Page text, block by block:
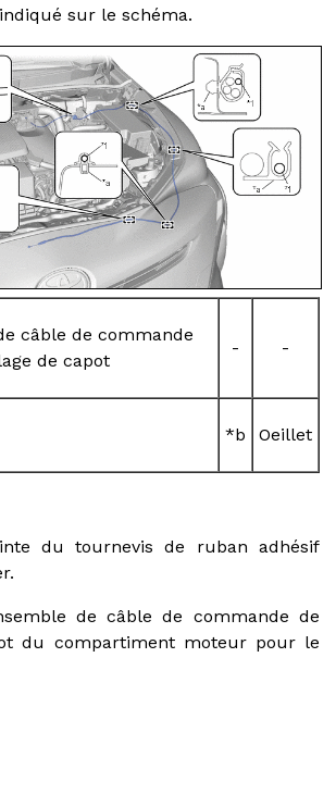
sur le schéma.
câble de commande
de capot
- -
*b Oeillet
du tournevis de ruban adhésif
de câble de commande de
du compartiment moteur pour le